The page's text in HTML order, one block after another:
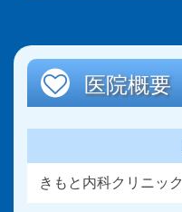
医院概要
きもと内科クリニック